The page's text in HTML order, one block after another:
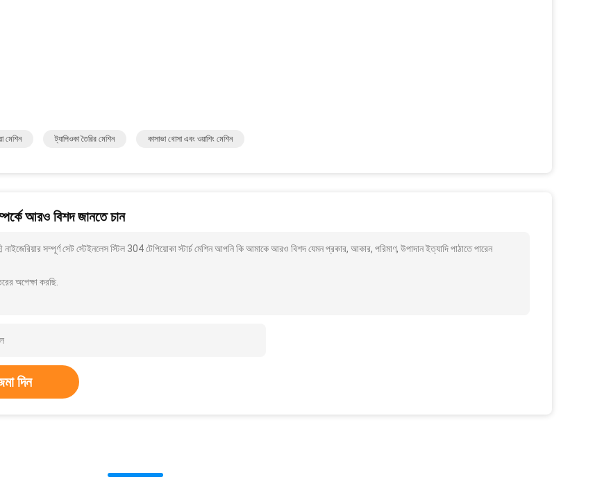
মেশিন ট্যাপিওকা তৈরির মেশিন কাসাভা খোসা এবং ওয়াশিং মেশিন
আরও বিশদ জানতে চান
সম্পূর্ণ সেট স্টেইনলেস স্টিল 304 টেপিয়োকা স্টার্চ মেশিন আপনি কি আমাকে আরও বিশদ যেমন প্রকার, আকার, পরিমাণ, উপাদান ইত্যাদি পাঠাতে পারেন
অপেক্ষা করছি.
দিন